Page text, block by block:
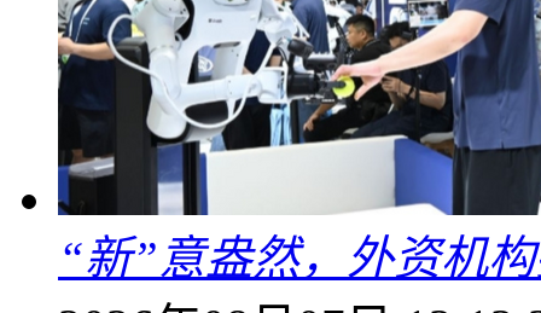
“新”意盎然，外资机